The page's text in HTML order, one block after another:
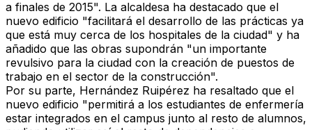
a finales de 2015". La alcaldesa ha destacado que el
nuevo edificio "facilitará el desarrollo de las prácticas ya
que está muy cerca de los hospitales de la ciudad" y ha
añadido que las obras supondrán "un importante
revulsivo para la ciudad con la creación de puestos de
trabajo en el sector de la construcción".
Por su parte, Hernández Ruipérez ha resaltado que el
nuevo edificio "permitirá a los estudiantes de enfermería
estar integrados en el campus junto al resto de alumnos,